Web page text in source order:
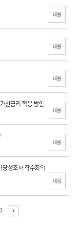
내용
내용
내용
산금리 적용 방안
내용
내용
성조사 착수회의
내용